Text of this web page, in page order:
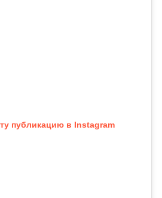
публикацию в Instagram